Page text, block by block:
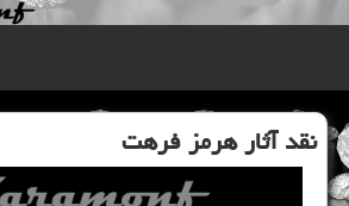
نقد آثار هرمز فرهت